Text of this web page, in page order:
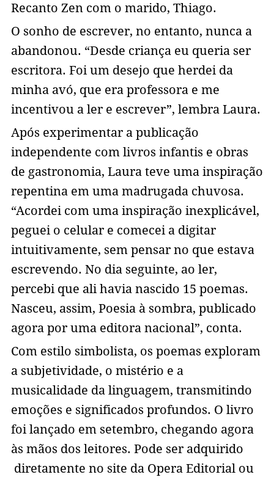
Recanto Zen com o marido, Thiago.
O sonho de escrever, no entanto, nunca a
abandonou. “Desde criança eu queria ser
escritora. Foi um desejo que herdei da
minha avó, que era professora e me
incentivou a ler e escrever”, lembra Laura.
Após experimentar a publicação
independente com livros infantis e obras
de gastronomia, Laura teve uma inspiração
repentina em uma madrugada chuvosa.
“Acordei com uma inspiração inexplicável,
peguei o celular e comecei a digitar
intuitivamente, sem pensar no que estava
escrevendo. No dia seguinte, ao ler,
percebi que ali havia nascido 15 poemas.
Nasceu, assim, Poesia à sombra, publicado
agora por uma editora nacional”, conta.
Com estilo simbolista, os poemas exploram
a subjetividade, o mistério e a
musicalidade da linguagem, transmitindo
emoções e significados profundos. O livro
foi lançado em setembro, chegando agora
às mãos dos leitores. Pode ser adquirido
diretamente no site da Opera Editorial ou